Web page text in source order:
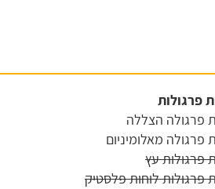
פרגולות
פרגולה הצללה
פרגולה מאלומיניום
פרגולות עץ
פרגולות לוחות פלסטיק